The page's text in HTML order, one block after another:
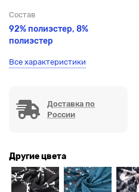
Состав
92% полиэстер, 8%
полиэстер
Все характеристики
Доставка по
России
Другие цвета